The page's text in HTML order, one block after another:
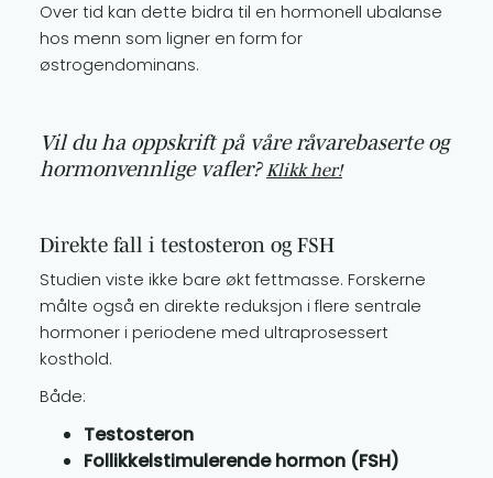
Over tid kan dette bidra til en hormonell ubalanse
hos menn som ligner en form for
østrogendominans.
Vil du ha oppskrift på våre råvarebaserte og
hormonvennlige vafler? Klikk her!
Direkte fall i testosteron og FSH
Studien viste ikke bare økt fettmasse. Forskerne
målte også en direkte reduksjon i flere sentrale
hormoner i periodene med ultraprosessert
kosthold.
Både:
Testosteron
Follikkelstimulerende hormon (FSH)